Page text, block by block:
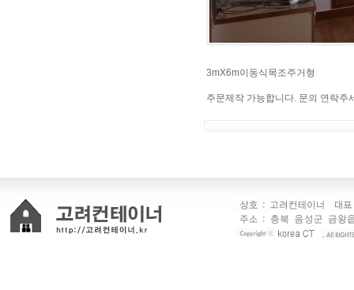
3mX6m이동식목조주거형
주문제작 가능합니다. 문의 연락주